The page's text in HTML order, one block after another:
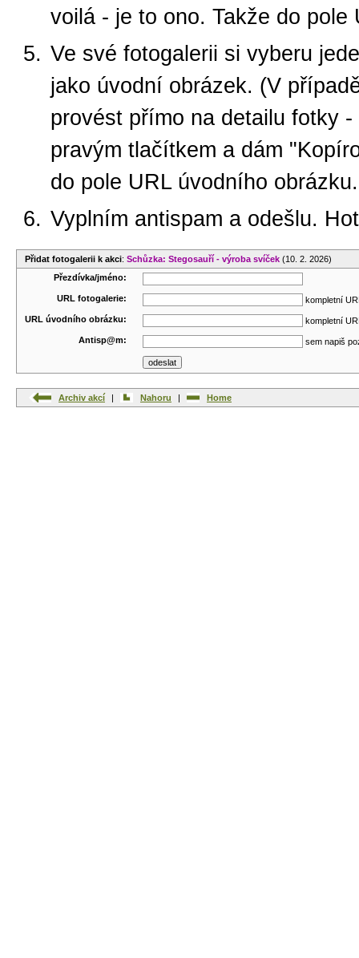
voilá - je to ono. Takže do
Ve své fotogalerii si vyberu
jako úvodní obrázek. (V
provést přímo na detailu fotky
pravým tlačítkem a dám
do pole URL úvodního obrázku.
Vyplním antispam a odešlu.
Přidat fotogalerii k akci: Schůzka: Stegosauří - výroba svíček (10. 2. 2026)
Přezdívka/jméno:
URL fotogalerie:
kompletní
URL úvodního obrázku:
kompletní
Antisp@m:
sem napiš
Archiv akcí | Nahoru | Home